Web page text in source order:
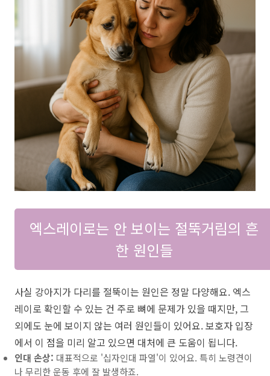
엑스레이로는 안 보이는 절뚝거림의 흔
한 원인들
사실 강아지가 다리를 절뚝이는 원인은 정말 다양해요. 엑스
레이로 확인할 수 있는 건 주로 뼈에 문제가 있을 때지만, 그
외에도 눈에 보이지 않는 여러 원인들이 있어요. 보호자 입장
에서 이 점을 미리 알고 있으면 대처에 큰 도움이 됩니다.
인대 손상: 대표적으로 '십자인대 파열'이 있어요. 특히 노령견이
나 무리한 운동 후에 잘 발생하죠.